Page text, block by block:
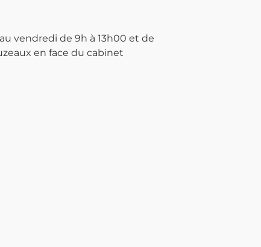
vendredi de 9h à 13h00 et de
en face du cabinet